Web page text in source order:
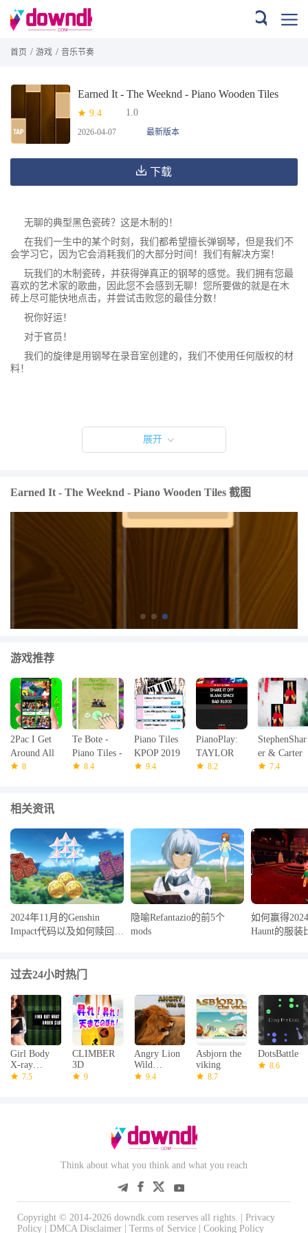
首页 / 游戏 / 音乐节奏
Earned It - The Weeknd - Piano Wooden Tiles
9.4 1.0
2026-04-07 最新版本
下载
无聊的典型黑色瓷砖？这是木制的！
在我们一生中的某个时刻，我们都希望擅长弹钢琴，但是我们不
会学习它，因为它会消耗我们的大部分时间！我们有解决方案！
玩我们的木制瓷砖，并获得弹真正的钢琴的感觉。我们拥有您最
喜欢的艺术家的歌曲，因此您不会感到无聊！您所要做的就是在木
砖上尽可能快地点击，并尝试击败您的最佳分数！
祝你好运！
对于官员！
我们的旋律是用钢琴在录音室创建的，我们不使用任何版权的材
料！
展开
Earned It - The Weeknd - Piano Wooden Tiles 截图
游戏推荐
2Pac I Get
Around All
Songs
8
Te Bote -
Piano Tiles -
Bad bunny,
8.4
Piano Tiles
KPOP 2019
9.4
PianoPlay:
TAYLOR
8.2
StephenShar
er & Carter
Sharer game
7.4
相关资讯
2024年11月的Genshin
Impact代码以及如何赎回它
隐喻Refantazio的前5个
mods
如何赢得
Haunt的服装
过去24小时热门
Girl Body
X-ray
Scanner
7.5
CLIMBER
3D
9
Angry Lion
Wild
Simulator
9.4
Asbjorn the
viking
8.7
DotsBattle
8.6
Think about what you think and what you reach
Copyright © 2014-2026 downdk.com reserves all rights. | Privacy
Policy
DMCA Disclaimer Terms of Service Cooking Policy